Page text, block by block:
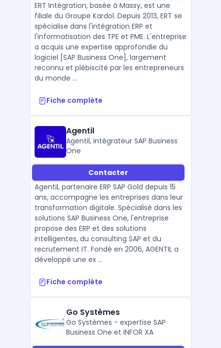
ERT Intégration, basée à Massy, est une
filiale du Groupe Kardol. Depuis 2013, ERT se
spécialise dans l'intégration ERP et
l'informatisation des TPE et PME. L'entreprise
a acquis une expertise approfondie du
logiciel [SAP Business One], largement
reconnu et plébiscité par les entrepreneurs
du monde ...
Fiche complète
Agentil
Agentil, intégrateur SAP Business
One
Contacter
Agentil, partenaire ERP SAP Gold depuis 15
ans, accompagne les entreprises dans leur
transformation digitale. Spécialisé dans les
solutions SAP Business One, l'entreprise
propose des ERP et des solutions
intelligentes, du consulting SAP et du
recrutement IT. Fondé en 2006, AGENTIL a
développé une ex ...
Fiche complète
Go Systèmes
Go Systèmes - expertise SAP
Business One et INFOR XA